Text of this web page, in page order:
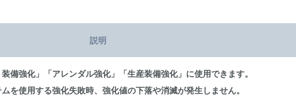
説明
装備強化」「アレンダル強化」「生産装備強化」に使用できます。
を使用する強化失敗時、強化値の下落や消滅が発生しません。